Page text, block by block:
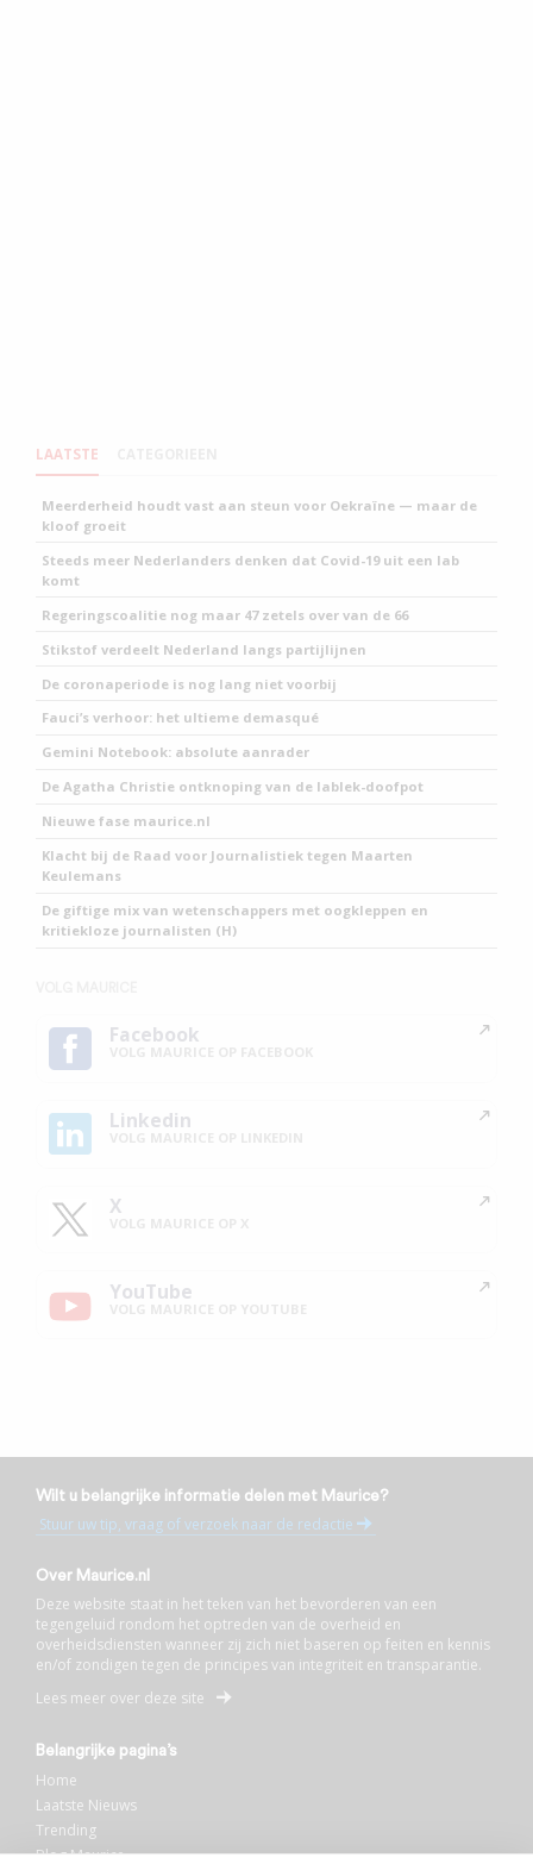
LAATSTE
Meerderheid houdt vast aan steun voor Oekraïne — maar de
kloof groeit
Steeds meer Nederlanders denken dat Covid-19 uit een lab
komt
Regeringscoalitie nog maar 47 zetels over van de 66
Stikstof verdeelt Nederland langs partijlijnen
De coronaperiode is nog lang niet voorbij
Fauci’s verhoor: het ultieme demasqué
Gemini Notebook: absolute aanrader
De Agatha Christie ontknoping van de lablek-doofpot
Nieuwe fase maurice.nl
Klacht bij de Raad voor Journalistiek tegen Maarten
Keulemans
De giftige mix van wetenschappers met oogkleppen en
kritiekloze journalisten (H)
Facebook
Linkedin
X
YouTube
Wilt u belangrijke informatie delen met Maurice?
Stuur uw tip, vraag of verzoek naar de redactie
Over Maurice.nl
Deze website staat in het teken van het bevorderen van een
tegengeluid rondom het optreden van de overheid en
overheidsdiensten wanneer zij zich niet baseren op feiten en kennis
en/of zondigen tegen de principes van integriteit en transparantie.
Lees meer over deze site
Belangrijke pagina’s
Home
Laatste Nieuws
Trending
Blog Maurice